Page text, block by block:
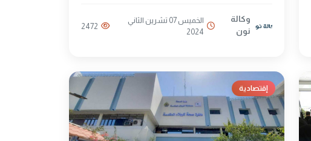
وكالة
نون
الخميس 07 تشرين الثاني
2024
2472
إقتصادية